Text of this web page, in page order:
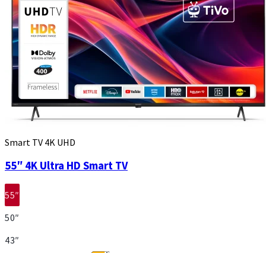
Smart TV 4K UHD
55″ 4K Ultra HD Smart TV
55″
50″
43″